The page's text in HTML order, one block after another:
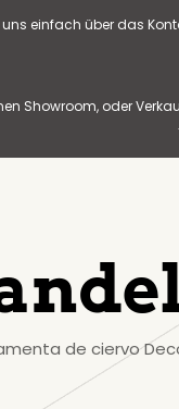
uns einfach über das
Showroom, oder
de ciervo